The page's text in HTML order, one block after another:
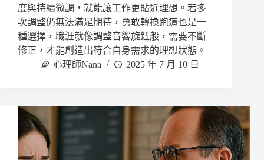
度與持續微調，就能讓工作更貼近理想。若多
次調整仍無法滿足期待，勇敢轉換跑道也是一
種選擇，職涯就像調整音響旋鈕般，需要不斷
修正，才能創造出符合自身需求的理想狀態。
心理師Nana
2025 年 7 月 10 日